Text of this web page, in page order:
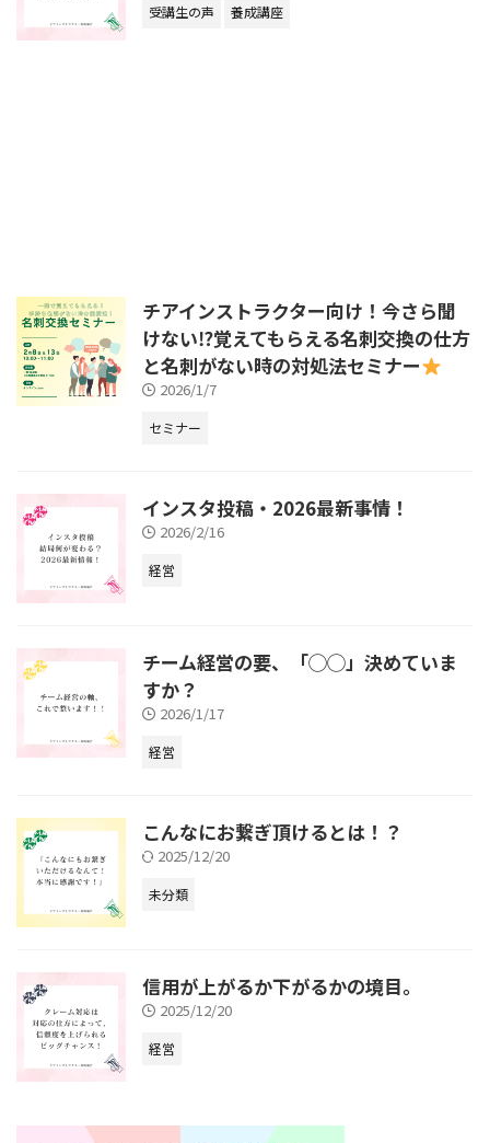
受講生の声 養成講座
チアインストラクター向け！今さら聞
けない⁉︎覚えてもらえる名刺交換の仕方
と名刺がない時の対処法セミナー
2026/1/7
セミナー
インスタ投稿・2026最新事情！
2026/2/16
経営
チーム経営の要、「◯◯」決めていま
すか？
2026/1/17
経営
こんなにお繋ぎ頂けるとは！？
2025/12/20
未分類
信用が上がるか下がるかの境目。
2025/12/20
経営